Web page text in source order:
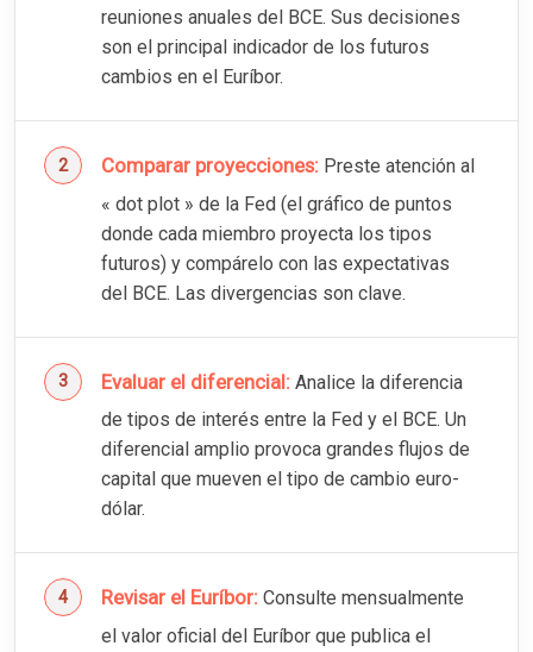
reuniones anuales del BCE. Sus decisiones
son el principal indicador de los futuros
cambios en el Euríbor.
Comparar proyecciones: Preste atención al
« dot plot » de la Fed (el gráfico de puntos
donde cada miembro proyecta los tipos
futuros) y compárelo con las expectativas
del BCE. Las divergencias son clave.
Evaluar el diferencial: Analice la diferencia
de tipos de interés entre la Fed y el BCE. Un
diferencial amplio provoca grandes flujos de
capital que mueven el tipo de cambio euro-
dólar.
Revisar el Euríbor: Consulte mensualmente
el valor oficial del Euríbor que publica el